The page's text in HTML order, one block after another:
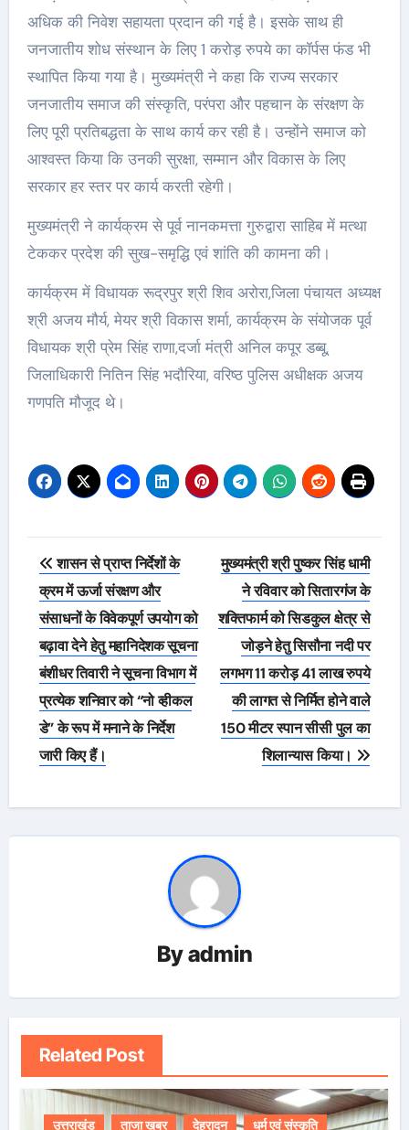
अधिक की निवेश सहायता प्रदान की गई है। इसके साथ ही
जनजातीय शोध संस्थान के लिए 1 करोड़ रुपये का कॉर्पस फंड भी
स्थापित किया गया है। मुख्यमंत्री ने कहा कि राज्य सरकार
जनजातीय समाज की संस्कृति, परंपरा और पहचान के संरक्षण के
लिए पूरी प्रतिबद्धता के साथ कार्य कर रही है। उन्होंने समाज को
आश्वस्त किया कि उनकी सुरक्षा, सम्मान और विकास के लिए
सरकार हर स्तर पर कार्य करती रहेगी।
मुख्यमंत्री ने कार्यक्रम से पूर्व नानकमत्ता गुरुद्वारा साहिब में मत्था
टेककर प्रदेश की सुख-समृद्धि एवं शांति की कामना की।
कार्यक्रम में विधायक रूद्रपुर श्री शिव अरोरा,जिला पंचायत अध्यक्ष
श्री अजय मौर्य, मेयर श्री विकास शर्मा, कार्यक्रम के संयोजक पूर्व
विधायक श्री प्रेम सिंह राणा,दर्जा मंत्री अनिल कपूर डब्बू,
जिलाधिकारी नितिन सिंह भदौरिया, वरिष्ठ पुलिस अधीक्षक अजय
गणपति मौजूद थे।
Post
navigation
शासन से प्राप्त निर्देशों के
क्रम में ऊर्जा संरक्षण और
संसाधनों के विवेकपूर्ण उपयोग को
बढ़ावा देने हेतु महानिदेशक सूचना
बंशीधर तिवारी ने सूचना विभाग में
प्रत्येक शनिवार को “नो व्हीकल
डे” के रूप में मनाने के निर्देश
जारी किए हैं।
मुख्यमंत्री श्री पुष्कर सिंह धामी
ने रविवार को सितारगंज के
शक्तिफार्म को सिडकुल क्षेत्र से
जोड़ने हेतु सिसौना नदी पर
लगभग 11 करोड़ 41 लाख रुपये
की लागत से निर्मित होने वाले
150 मीटर स्पान सीसी पुल का
शिलान्यास किया।
Byadmin
Related Post
उत्तराखंड ताजा खबर देहरादून धर्म एवं संस्कृति